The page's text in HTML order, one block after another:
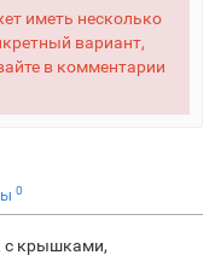
иметь несколько
вариант,
в комментарии
0
с крышками,